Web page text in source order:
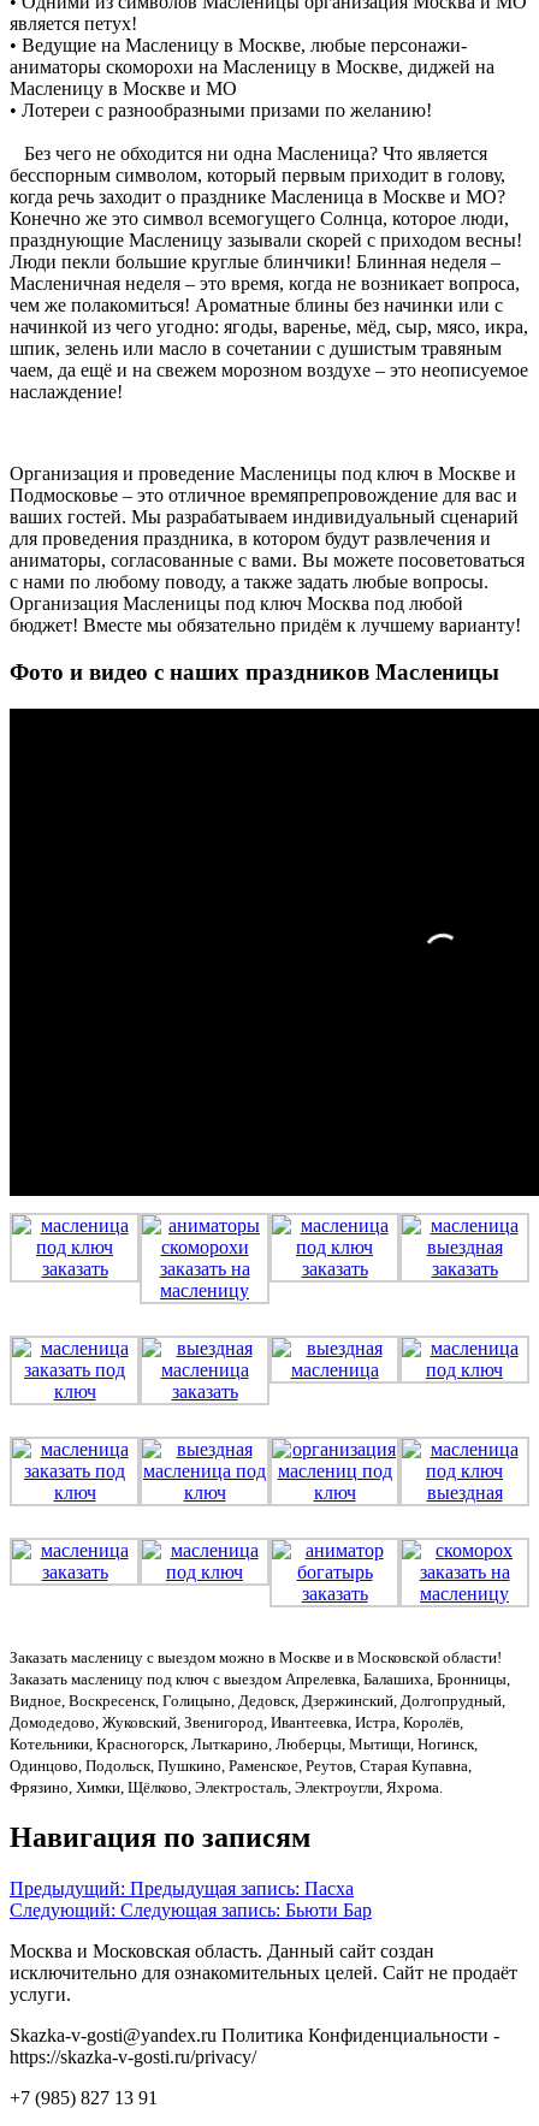
является петух!
• Ведущие на Масленицу в Москве, любые персонажи-
аниматоры скоморохи на Масленицу в Москве, диджей на
Масленицу в Москве и МО
• Лотереи с разнообразными призами по желанию!
Без чего не обходится ни одна Масленица? Что является
бесспорным символом, который первым приходит в голову,
когда речь заходит о празднике Масленица в Москве и МО?
Конечно же это символ всемогущего Солнца, которое люди,
празднующие Масленицу зазывали скорей с приходом весны!
Люди пекли большие круглые блинчики! Блинная неделя –
Масленичная неделя – это время, когда не возникает вопроса,
чем же полакомиться! Ароматные блины без начинки или с
начинкой из чего угодно: ягоды, варенье, мёд, сыр, мясо, икра,
шпик, зелень или масло в сочетании с душистым травяным
чаем, да ещё и на свежем морозном воздухе – это неописуемое
наслаждение!
Организация и проведение Масленицы под ключ в Москве и
Подмосковье – это отличное времяпрепровождение для вас и
ваших гостей. Мы разрабатываем индивидуальный сценарий
для проведения праздника, в котором будут развлечения и
аниматоры, согласованные с вами. Вы можете посоветоваться
с нами по любому поводу, а также задать любые вопросы.
Организация Масленицы под ключ Москва под любой
бюджет! Вместе мы обязательно придём к лучшему варианту!
Фото и видео с наших праздников Масленицы
Заказать масленицу с выездом можно в Москве и в Московской области!
Заказать масленицу под ключ с выездом Апрелевка, Балашиха, Бронницы,
Видное, Воскресенск, Голицыно, Дедовск, Дзержинский, Долгопрудный,
Домодедово, Жуковский, Звенигород, Ивантеевка, Истра, Королёв,
Котельники, Красногорск, Лыткарино, Люберцы, Мытищи, Ногинск,
Одинцово, Подольск, Пушкино, Раменское, Реутов, Старая Купавна,
Фрязино, Химки, Щёлково, Электросталь, Электроугли, Яхрома.
Навигация по записям
Предыдущий: Предыдущая запись: Пасха
Следующий: Следующая запись: Бьюти Бар
Москва и Московская область. Данный сайт создан
исключительно для ознакомительных целей. Сайт не продаёт
услуги.
Skazka-v-gosti@yandex.ru Политика Конфиденциальности -
https://skazka-v-gosti.ru/privacy/
+7 (985) 827 13 91